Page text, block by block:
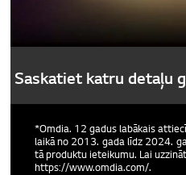
Saskatiet katru detaļu
*Omdia. 12 gadus labākais
laikā no 2013. gada līdz 2024.
tā produktu ieteikumu. Lai
https://www.omdia.com/.